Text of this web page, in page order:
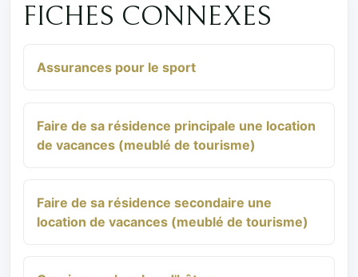
FICHES CONNEXES
Assurances pour le sport
Faire de sa résidence principale une location
de vacances (meublé de tourisme)
Faire de sa résidence secondaire une
location de vacances (meublé de tourisme)